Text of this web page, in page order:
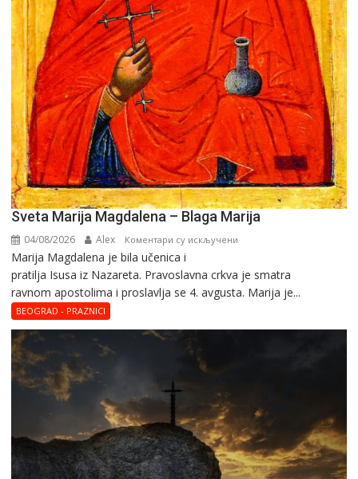
Sveta Marija Magdalena – Blaga Marija
04/08/2026 Alex Коментари су искључени
Marija
Magdalena
Marija Magdalena je bila učenica i
pratilja Isusa iz Nazareta. Pravoslavna crkva je smatra
ravnom apostolima i proslavlja se 4. avgusta. Marija je...
BEOGRAD - PRAZNICI